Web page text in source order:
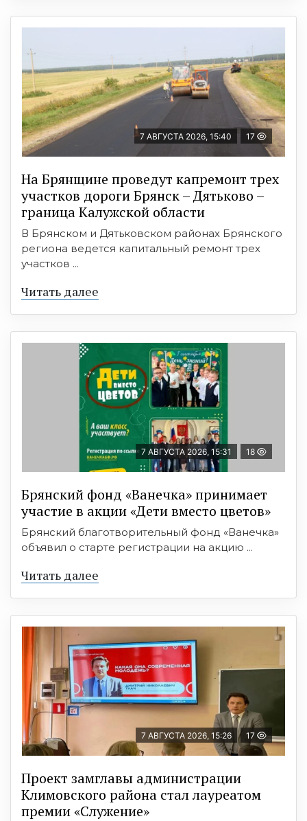
7 АВГУСТА 2026, 15:40 17
На Брянщине проведут капремонт трех
участков дороги Брянск – Дятьково –
граница Калужской области
В Брянском и Дятьковском районах Брянского
региона ведется капитальный ремонт трех
участков ...
Читать далее
7 АВГУСТА 2026, 15:31 18
Брянский фонд «Ванечка» принимает
участие в акции «Дети вместо цветов»
Брянский благотворительный фонд «Ванечка»
объявил о старте регистрации на акцию ...
Читать далее
7 АВГУСТА 2026, 15:26 17
Проект замглавы администрации
Климовского района стал лауреатом
премии «Служение»